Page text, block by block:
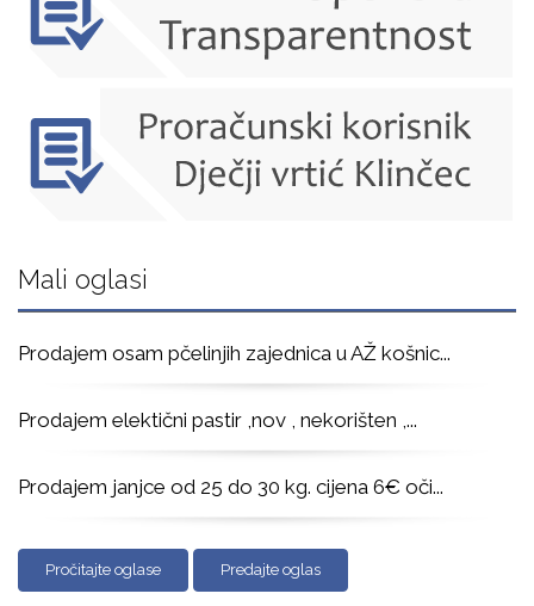
Mali oglasi
Prodajem osam pčelinjih zajednica u AŽ košnic...
Prodajem elektični pastir ,nov , nekorišten ,...
Prodajem janjce od 25 do 30 kg. cijena 6€ oči...
Pročitajte oglase Predajte oglas